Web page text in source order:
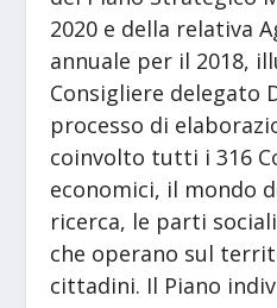
2020 e della relativa
annuale per il 2018,
Consigliere delegato
processo di
coinvolto tutti i 316
economici, il mondo
ricerca, le parti
che operano sul
cittadini. Il Piano